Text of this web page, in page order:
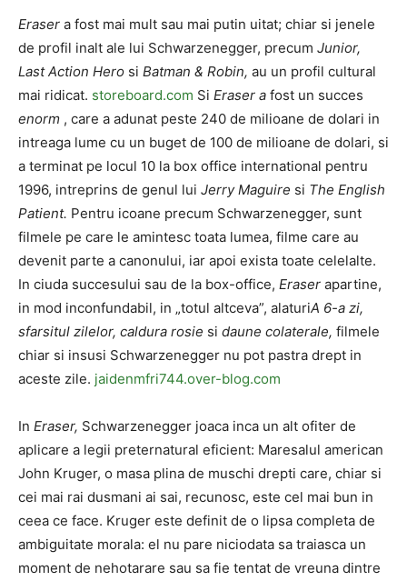
Eraser a fost mai mult sau mai putin uitat; chiar si jenele
de profil inalt ale lui Schwarzenegger, precum Junior,
Last Action Hero si Batman & Robin, au un profil cultural
mai ridicat. storeboard.com Si Eraser a fost un succes
enorm , care a adunat peste 240 de milioane de dolari in
intreaga lume cu un buget de 100 de milioane de dolari, si
a terminat pe locul 10 la box office international pentru
1996, intreprins de genul lui Jerry Maguire si The English
Patient. Pentru icoane precum Schwarzenegger, sunt
filmele pe care le amintesc toata lumea, filme care au
devenit parte a canonului, iar apoi exista toate celelalte.
In ciuda succesului sau de la box-office, Eraser apartine,
in mod inconfundabil, in „totul altceva”, alaturiA 6-a zi,
sfarsitul zilelor, caldura rosie si daune colaterale, filmele
chiar si insusi Schwarzenegger nu pot pastra drept in
aceste zile. jaidenmfri744.over-blog.com
In Eraser, Schwarzenegger joaca inca un alt ofiter de
aplicare a legii preternatural eficient: Maresalul american
John Kruger, o masa plina de muschi drepti care, chiar si
cei mai rai dusmani ai sai, recunosc, este cel mai bun in
ceea ce face. Kruger este definit de o lipsa completa de
ambiguitate morala: el nu pare niciodata sa traiasca un
moment de nehotarare sau sa fie tentat de vreuna dintre